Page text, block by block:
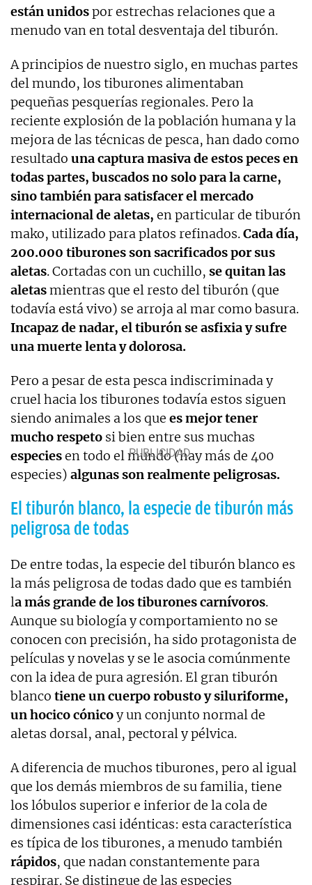
están unidospor estrechas relaciones que a
menudo van en total desventaja del tiburón.
A principios de nuestro siglo, en muchas partes
del mundo, los tiburones alimentaban
pequeñas pesquerías regionales. Pero la
reciente explosión de la población humana y la
mejora de las técnicas de pesca, han dado como
resultado una captura masiva de estos peces en
todas partes, buscados no solo para la carne,
sino también para satisfacer el mercado
internacional de aletas, en particular de tiburón
mako, utilizado para platos refinados.Cada día,
200.000 tiburones son sacrificados por sus
aletas. Cortadas con un cuchillo, se quitan las
aletasmientras que el resto del tiburón (que
todavía está vivo) se arroja al mar como basura.
Incapaz de nadar, el tiburón se asfixia y sufre
una muerte lenta y dolorosa.
Pero a pesar de esta pesca indiscriminada y
cruel hacia los tiburones todavía estos siguen
siendo animales a los que es mejor tener
mucho respeto si bien entre sus muchas
especiesen todo el mundo (hay más de 400
especies) algunas son realmente peligrosas.
El tiburón blanco, la especie de tiburón más
peligrosa de todas
De entre todas, la especie del tiburón blanco es
la más peligrosa de todas dado que es también
la más grande de los tiburones carnívoros.
Aunque su biología y comportamiento no se
conocen con precisión, ha sido protagonista de
películas y novelas y se le asocia comúnmente
con la idea de pura agresión. El gran tiburón
blanco tiene un cuerpo robusto y siluriforme,
un hocico cónicoy un conjunto normal de
aletas dorsal, anal, pectoral y pélvica.
A diferencia de muchos tiburones, pero al igual
que los demás miembros de su familia, tiene
los lóbulos superior e inferior de la cola de
dimensiones casi idénticas: esta característica
es típica de los tiburones, a menudo también
rápidos, que nadan constantemente para
respirar. Se distingue de las especies